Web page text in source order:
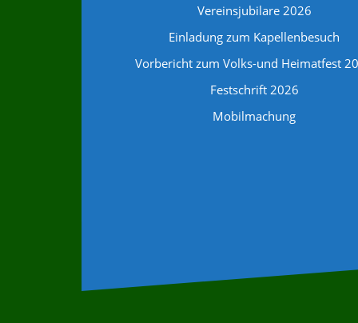
Vereinsjubilare 2026
Einladung zum Kapellenbesuch
Vorbericht zum Volks-und Heimatfest
Festschrift 2026
Mobilmachung